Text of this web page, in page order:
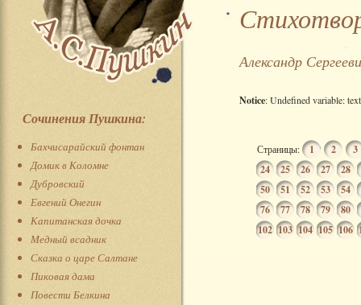
Сочинения Пушкина:
Бахчисарайский фонтан
Домик в Коломне
Дубровский
Евгений Онегин
Капитанская дочка
Медный всадник
Сказка о царе Салтане
Пиковая дама
Повести Белкина
Александр
Notice: Undefined variable:
Страницы: 1 2
3
24
25 26 27
28
50
51 52 53
54
76
77 78 79
80
102 103 104 105 106